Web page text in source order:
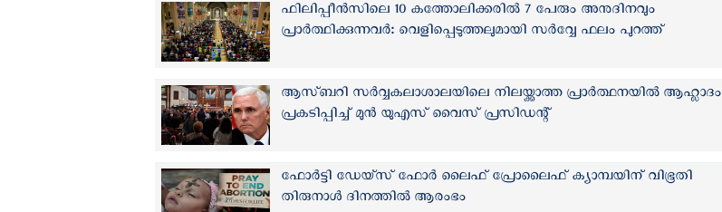
ഫിലിപ്പീന്‍സിലെ 10 കത്തോലിക്കരില്‍ 7 പേരും അനുദിനവും
പ്രാര്‍ത്ഥിക്കുന്നവര്‍: വെളിപ്പെടുത്തലുമായി സര്‍വ്വേ ഫലം പുറത്ത്
ആസ്ബറി സര്‍വ്വകലാശാലയിലെ നിലയ്ക്കാത്ത പ്രാര്‍ത്ഥനയില്‍ ആഹ്ലാദം
പ്രകടിപ്പിച്ച് മുന്‍ യു‌എസ് വൈസ് പ്രസിഡന്റ്
ഫോർട്ടി ഡേയ്സ് ഫോർ ലൈഫ് പ്രോലൈഫ് ക്യാമ്പയിന് വിഭൂതി
തിരുനാൾ ദിനത്തിൽ ആരംഭം